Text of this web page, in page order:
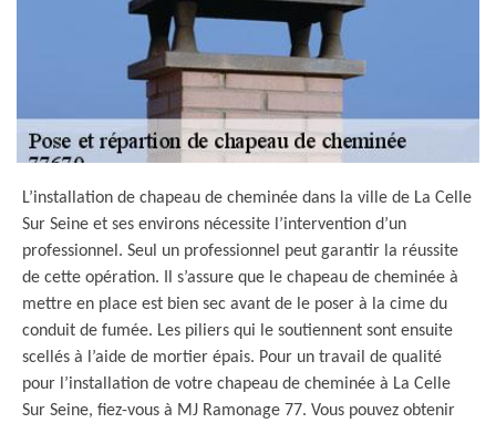
L’installation de chapeau de cheminée dans la ville de La Celle
Sur Seine et ses environs nécessite l’intervention d’un
professionnel. Seul un professionnel peut garantir la réussite
de cette opération. Il s’assure que le chapeau de cheminée à
mettre en place est bien sec avant de le poser à la cime du
conduit de fumée. Les piliers qui le soutiennent sont ensuite
scellés à l’aide de mortier épais. Pour un travail de qualité
pour l’installation de votre chapeau de cheminée à La Celle
Sur Seine, fiez-vous à MJ Ramonage 77. Vous pouvez obtenir